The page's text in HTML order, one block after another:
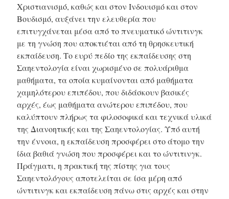
Χριστιανισμό, καθώς και στον Ινδουισμό και στον
Βουδισμό, αυξάνει την ελευθερία που
επιτυγχάνεται μέσα από το πνευματικό ώντιτινγκ
με τη γνώση που αποκτιέται από τη θρησκευτική
εκπαίδευση. Το ευρύ πεδίο της εκπαίδευσης στη
Σαηεντολογία είναι χωρισμένο σε πολυάριθμα
μαθήματα, τα οποία κυμαίνονται από μαθήματα
χαμηλότερου επιπέδου, που διδάσκουν βασικές
αρχές, έως μαθήματα ανώτερου επιπέδου, που
καλύπτουν πλήρως τα φιλοσοφικά και τεχνικά υλικά
της Διανοητικής και της Σαηεντολογίας. Υπό αυτή
την έννοια, η εκπαίδευση προσφέρει στο άτομο την
ίδια βαθιά γνώση που προσφέρει και το ώντιτινγκ.
Πράγματι, η πρακτική της πίστης για τους
Σαηεντολόγους αποτελείται σε ίσα μέρη από
ώντιτινγκ και εκπαίδευση πάνω στις αρχές και στην